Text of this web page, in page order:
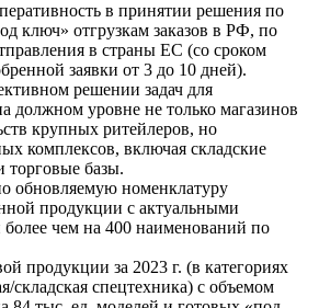
в принятии решения по
ключ» отгрузкам заказов в РФ, по
в страны ЕС (со сроком
заявки от 3 до 10 дней).
решении задач для
должном уровне не только магазинов
крупных ритейлеров, но
комплексов, включая складские
торговые базы.
обновляемую номенклатуру
продукции с актуальными
чем на 400 наименований по
продукции за 2023 г. (в категориях
складская спецтехника) с объемом